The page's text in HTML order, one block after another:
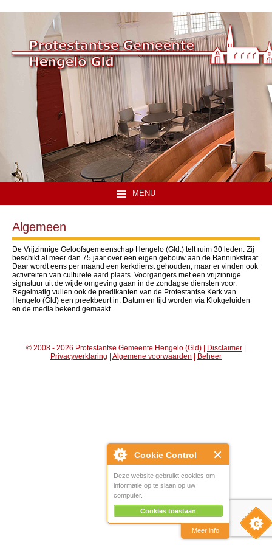
Cookie Control
Deze website gebruikt cookies om
informatie op te slaan op uw
computer.
Cookies toestaan
Meer info
MENU
Algemeen
De Vrijzinnige Geloofsgemeenschap Hengelo (Gld.) telt ruim 30 leden. Zij
beschikt al meer dan 75 jaar over een eigen gebouw aan de Banninkstraat.
Daar wordt eens per maand een kerkdienst gehouden, maar er vinden ook
activiteiten van culturele aard plaats. Voorgangers met een vrijzinnige
signatuur uit de wijde omgeving gaan in de zondagse diensten voor.
Regelmatig vullen ook de predikanten van de Protestantse Kerk van
Hengelo (Gld) een preekbeurt in. Datum en tijd worden via Klokgeluiden
en de media bekend gemaakt.
© 2008 - 2026 Protestantse Gemeente Hengelo (Gld) | Disclaimer |
Privacyverklaring | Algemene voorwaarden | Beheer